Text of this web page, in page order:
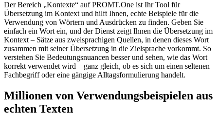
Der Bereich „Kontexte“ auf PROMT.One ist Ihr Tool für
Übersetzung im Kontext und hilft Ihnen, echte Beispiele für die
Verwendung von Wörtern und Ausdrücken zu finden. Geben Sie
einfach ein Wort ein, und der Dienst zeigt Ihnen die Übersetzung im
Kontext – Sätze aus zweisprachigen Quellen, in denen dieses Wort
zusammen mit seiner Übersetzung in die Zielsprache vorkommt. So
verstehen Sie Bedeutungsnuancen besser und sehen, wie das Wort
korrekt verwendet wird – ganz gleich, ob es sich um einen seltenen
Fachbegriff oder eine gängige Alltagsformulierung handelt.
Millionen von Verwendungsbeispielen aus
echten Texten